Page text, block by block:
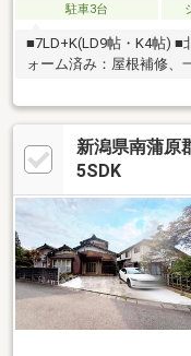
駐車3台
■7LD+K(LD9帖・K4帖) ■
ォーム済み：屋根補修、
新潟県南蒲原
5SDK